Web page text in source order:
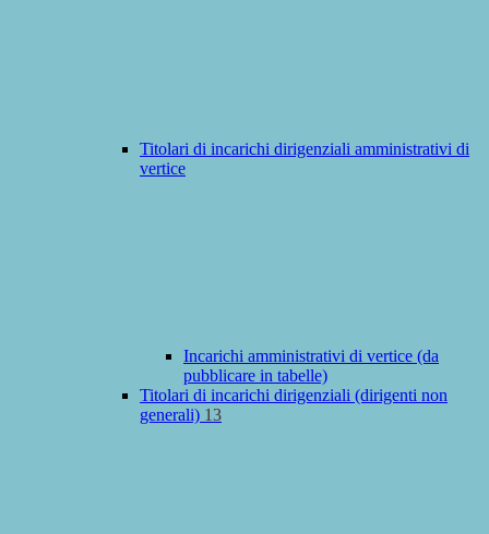
Titolari di incarichi dirigenziali amministrativi di
vertice
Incarichi amministrativi di vertice (da
pubblicare in tabelle)
Titolari di incarichi dirigenziali (dirigenti non
generali) 13